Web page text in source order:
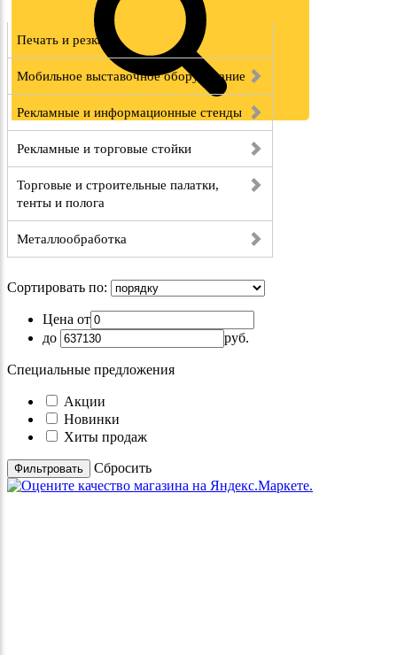
Печать и резка
Мобильное выставочное оборудование
Рекламные и информационные стенды
Рекламные и торговые стойки
Торговые и строительные палатки,
тенты и полога
Металлообработка
Сортировать по:
Цена от
до
руб.
Специальные предложения
Акции
Новинки
Хиты продаж
Cбросить